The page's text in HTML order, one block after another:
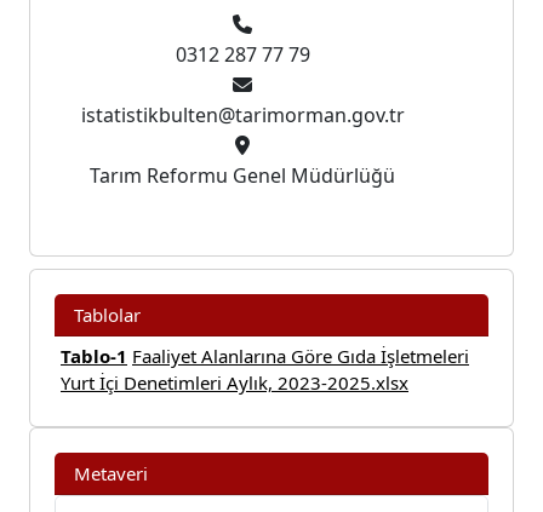
0312 287 77 79
istatistikbulten@tarimorman.gov.tr
Tarım Reformu Genel Müdürlüğü
Tablolar
Tablo-1 Faaliyet Alanlarına Göre Gıda İşletmeleri
Yurt İçi Denetimleri Aylık, 2023-2025.xlsx
Metaveri